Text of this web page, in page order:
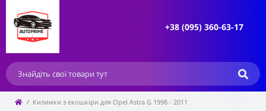
+38 (095) 360-63-17
Килимки з екошкіри для Opel Astra G 1998 - 2011